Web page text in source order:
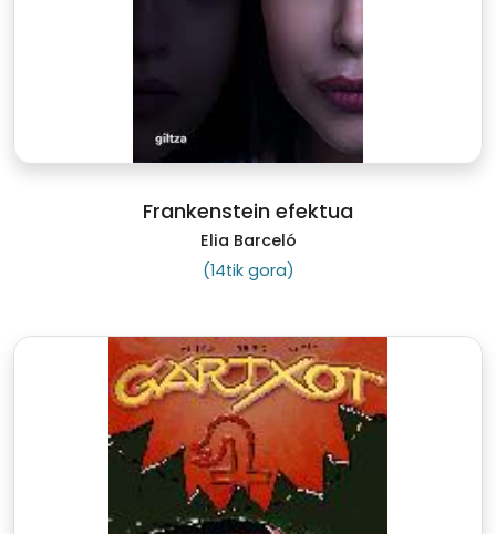
Frankenstein efektua
Elia Barceló
(14tik gora)